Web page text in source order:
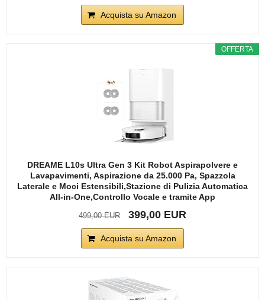
Acquista su Amazon
OFFERTA
DREAME L10s Ultra Gen 3 Kit Robot Aspirapolvere e
Lavapavimenti, Aspirazione da 25.000 Pa, Spazzola
Laterale e Moci Estensibili,Stazione di Pulizia Automatica
All-in-One,Controllo Vocale e tramite App
499,00 EUR 399,00 EUR
Acquista su Amazon